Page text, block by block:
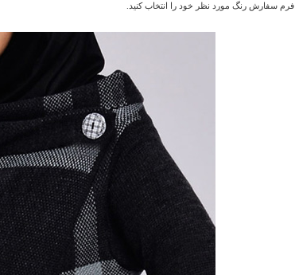
فرم سفارش رنگ مورد نظر خود را انتخاب کنید.